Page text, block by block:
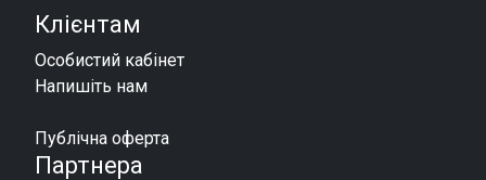
Клієнтам
Особистий кабінет
Напишіть нам
Публічна оферта
Партнера